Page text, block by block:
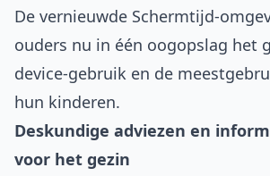
De vernieuwde Schermtijd-
ouders nu in één oogopslag het
device-gebruik en de
hun kinderen.
Deskundige adviezen en
voor het gezin